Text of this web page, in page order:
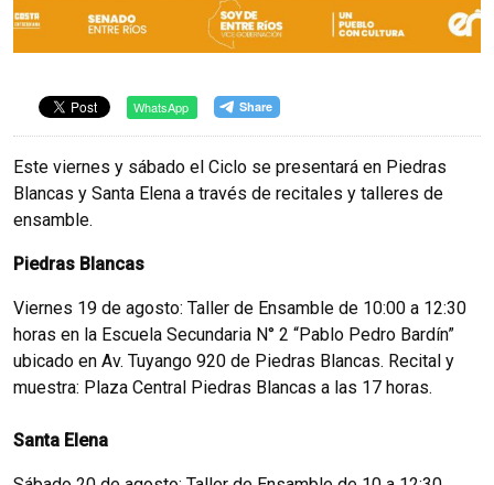
WhatsApp
Este viernes y sábado el Ciclo se presentará en Piedras
Blancas y Santa Elena a través de recitales y talleres de
ensamble.
Piedras Blancas
Viernes 19 de agosto: Taller de Ensamble de 10:00 a 12:30
horas en la Escuela Secundaria N° 2 “Pablo Pedro Bardín”
ubicado en Av. Tuyango 920 de Piedras Blancas. Recital y
muestra: Plaza Central Piedras Blancas a las 17 horas.
Santa Elena